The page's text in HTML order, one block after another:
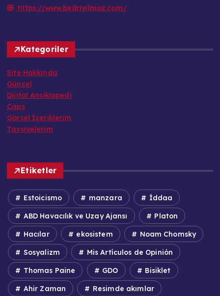
https://www.bedriyilmaz.com/
Kategoriler
Site Hakkında
Güncel
Dijital Ansiklopedi
Caps
Görsel İçeriklerim
Tavsiyelerim
Etiketler
Estoicismo manzara İddaa
ABD Havacılık ve Uzay Ajansı Platon
Hacılar ekosistem Noam Chomsky
Sosyalizm Mis Artículos de Opinión
Thomas Paine GDO Bisiklet